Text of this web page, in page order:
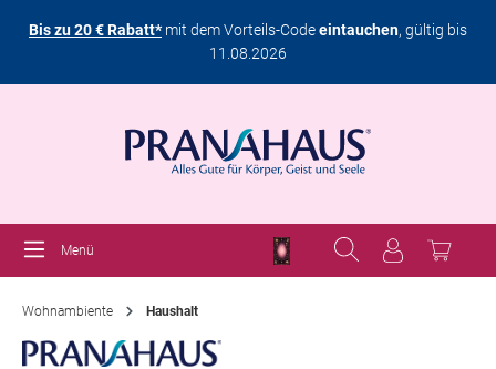
Bis zu 20 € Rabatt*mit dem Vorteils-Codeeintauchen, gültig bis
11.08.2026
Menü
Wohnambiente Haushalt